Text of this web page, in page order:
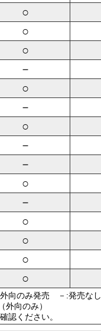
○
○
○
－
○
－
○
－
－
○
－
○
○
○
○
向のみ発売 －:発売なし
向のみ）
認ください。